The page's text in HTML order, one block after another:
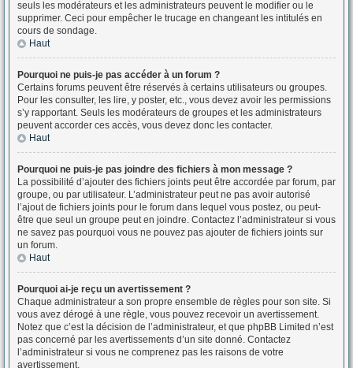
seuls les modérateurs et les administrateurs peuvent le modifier ou le
supprimer. Ceci pour empêcher le trucage en changeant les intitulés en
cours de sondage.
Haut
Pourquoi ne puis-je pas accéder à un forum ?
Certains forums peuvent être réservés à certains utilisateurs ou groupes.
Pour les consulter, les lire, y poster, etc., vous devez avoir les permissions
s’y rapportant. Seuls les modérateurs de groupes et les administrateurs
peuvent accorder ces accès, vous devez donc les contacter.
Haut
Pourquoi ne puis-je pas joindre des fichiers à mon message ?
La possibilité d’ajouter des fichiers joints peut être accordée par forum, par
groupe, ou par utilisateur. L’administrateur peut ne pas avoir autorisé
l’ajout de fichiers joints pour le forum dans lequel vous postez, ou peut-
être que seul un groupe peut en joindre. Contactez l’administrateur si vous
ne savez pas pourquoi vous ne pouvez pas ajouter de fichiers joints sur
un forum.
Haut
Pourquoi ai-je reçu un avertissement ?
Chaque administrateur a son propre ensemble de règles pour son site. Si
vous avez dérogé à une règle, vous pouvez recevoir un avertissement.
Notez que c’est la décision de l’administrateur, et que phpBB Limited n’est
pas concerné par les avertissements d’un site donné. Contactez
l’administrateur si vous ne comprenez pas les raisons de votre
avertissement.